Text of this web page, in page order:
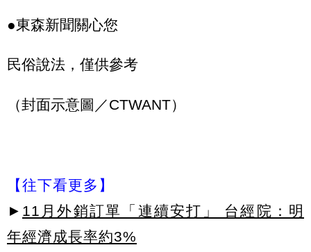
●東森新聞關心您
民俗說法，僅供參考
（封面示意圖／CTWANT）
【往下看更多】
► 11月外銷訂單「連續安打」 台經院：明
年經濟成長率約3%